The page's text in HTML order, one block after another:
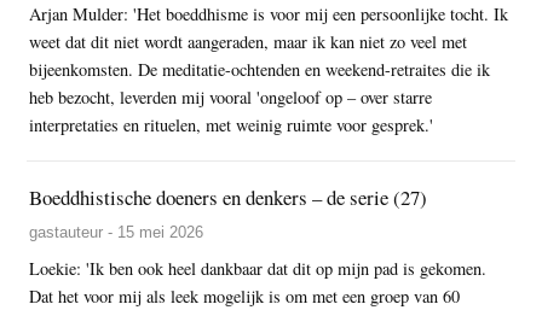
Arjan Mulder: 'Het boeddhisme is voor mij een persoonlijke tocht. Ik
weet dat dit niet wordt aangeraden, maar ik kan niet zo veel met
bijeenkomsten. De meditatie-ochtenden en weekend-retraites die ik
heb bezocht, leverden mij vooral 'ongeloof op – over starre
interpretaties en rituelen, met weinig ruimte voor gesprek.'
Boeddhistische doeners en denkers – de serie (27)
gastauteur - 15 mei 2026
Loekie: 'Ik ben ook heel dankbaar dat dit op mijn pad is gekomen.
Dat het voor mij als leek mogelijk is om met een groep van 60